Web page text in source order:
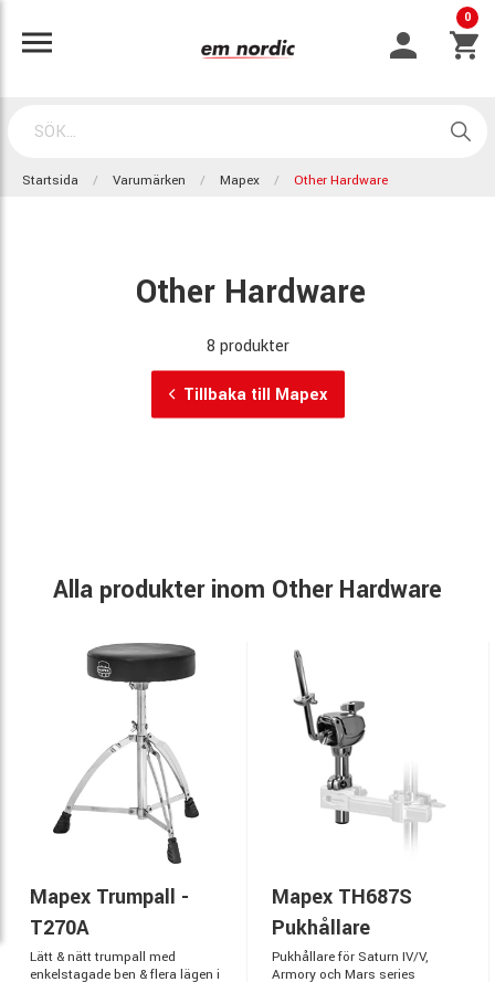
0
Startsida Varumärken Mapex Other Hardware
Other Hardware
8 produkter
Tillbaka till Mapex
Alla produkter inom Other Hardware
Mapex Trumpall -
T270A
Lätt & nätt trumpall med
enkelstagade ben & flera lägen i
Mapex TH687S
Pukhållare
Pukhållare för Saturn IV/V,
Armory och Mars series